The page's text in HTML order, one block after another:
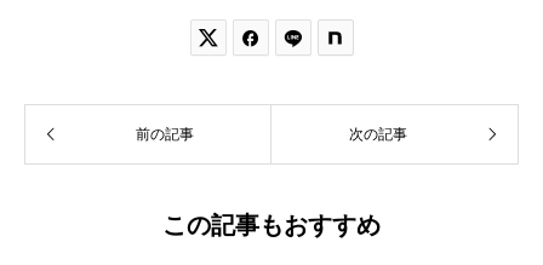
 
前の記事 次の記事
この記事もおすすめ